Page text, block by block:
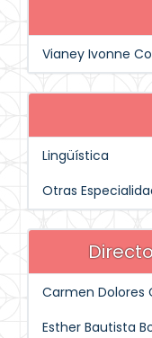
Vianey Ivonne
Lingüística
Otras
Carmen Dolores
Esther Bautista